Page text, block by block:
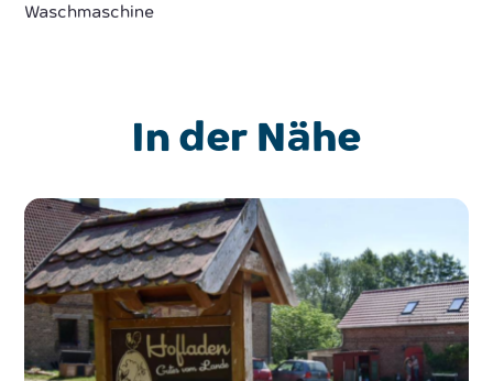
Waschmaschine
In der Nähe